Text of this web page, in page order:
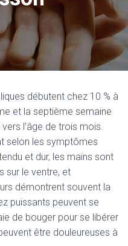
G
A
I
N
débutent chez 10 % à
et la septième semaine
l’âge de trois mois.
selon les symptômes
et dur, les mains sont
sur le ventre, et
démontrent souvent la
puissants peuvent se
de bouger pour se libérer
être douleureuses à